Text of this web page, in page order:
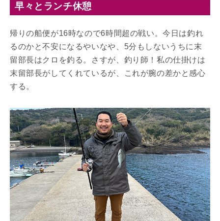
早々とランチ休憩
帰りの船便が16時なので6時間超の戦い。今日は釣れ
るのかと不安になるやいなや、5分もしないうちに末
留部長はクロを釣る。さすが、釣り師！私の仕掛けは
末留部長がしてくれているが、これが腕の差かと感心
する。